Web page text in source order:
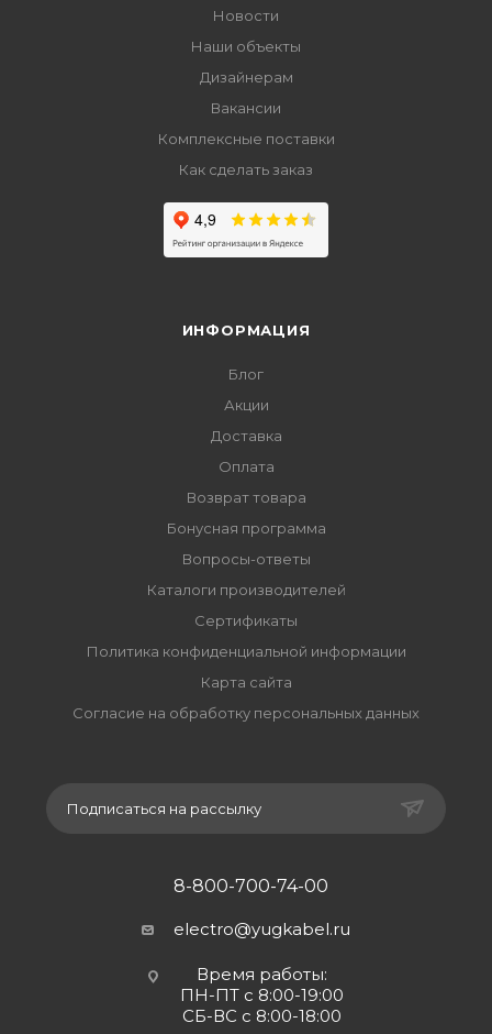
Новости
Наши объекты
Дизайнерам
Вакансии
Комплексные поставки
Как сделать заказ
ИНФОРМАЦИЯ
Блог
Акции
Доставка
Оплата
Возврат товара
Бонусная программа
Вопросы-ответы
Каталоги производителей
Сертификаты
Политика конфиденциальной информации
Карта сайта
Согласие на обработку персональных данных
Подписаться на рассылку
8-800-700-74-00
electro@yugkabel.ru
Время работы:
ПН-ПТ с 8:00-19:00
СБ-ВС с 8:00-18:00